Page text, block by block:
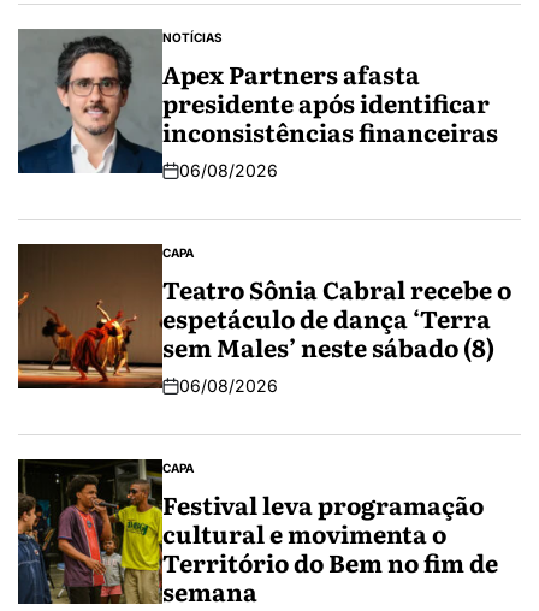
NOTÍCIAS
Apex Partners afasta
presidente após identificar
inconsistências financeiras
06/08/2026
CAPA
Teatro Sônia Cabral recebe o
espetáculo de dança ‘Terra
sem Males’ neste sábado (8)
06/08/2026
CAPA
Festival leva programação
cultural e movimenta o
Território do Bem no fim de
semana